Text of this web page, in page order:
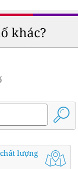
khác?
lượng